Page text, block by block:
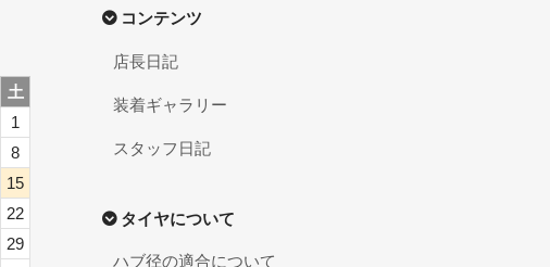
コンテンツ
店長日記
装着ギャラリー
スタッフ日記
タイヤについて
ハブ径の適合について
土
1
8
15
22
29